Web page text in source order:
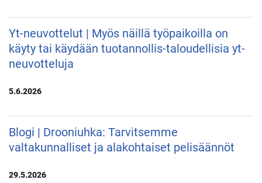
Yt-neuvottelut | Myös näillä työpaikoilla on
käyty tai käydään tuotannollis-taloudellisia yt-
neuvotteluja
5.6.2026
Blogi | Drooniuhka: Tarvitsemme
valtakunnalliset ja alakohtaiset pelisäännöt
29.5.2026